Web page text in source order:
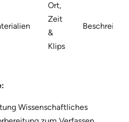
Ort,
Zeit
&
Klips
Wissenschaftliches